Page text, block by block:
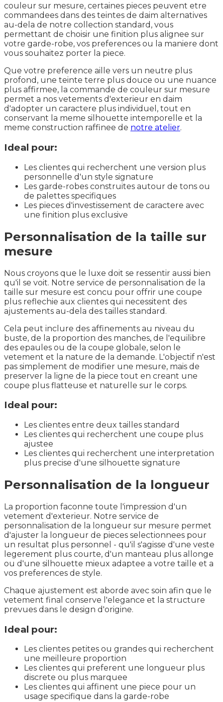
couleur sur mesure, certaines pieces peuvent etre
commandees dans des teintes de daim alternatives
au-dela de notre collection standard, vous
permettant de choisir une finition plus alignee sur
votre garde-robe, vos preferences ou la maniere dont
vous souhaitez porter la piece.
Que votre preference aille vers un neutre plus
profond, une teinte terre plus douce ou une nuance
plus affirmee, la commande de couleur sur mesure
permet a nos vetements d'exterieur en daim
d'adopter un caractere plus individuel, tout en
conservant la meme silhouette intemporelle et la
meme construction raffinee de notre atelier.
Ideal pour:
Les clientes qui recherchent une version plus
personnelle d'un style signature
Les garde-robes construites autour de tons ou
de palettes specifiques
Les pieces d'investissement de caractere avec
une finition plus exclusive
Personnalisation de la taille sur
mesure
Nous croyons que le luxe doit se ressentir aussi bien
qu'il se voit. Notre service de personnalisation de la
taille sur mesure est concu pour offrir une coupe
plus reflechie aux clientes qui necessitent des
ajustements au-dela des tailles standard.
Cela peut inclure des affinements au niveau du
buste, de la proportion des manches, de l'equilibre
des epaules ou de la coupe globale, selon le
vetement et la nature de la demande. L'objectif n'est
pas simplement de modifier une mesure, mais de
preserver la ligne de la piece tout en creant une
coupe plus flatteuse et naturelle sur le corps.
Ideal pour:
Les clientes entre deux tailles standard
Les clientes qui recherchent une coupe plus
ajustee
Les clientes qui recherchent une interpretation
plus precise d'une silhouette signature
Personnalisation de la longueur
La proportion faconne toute l'impression d'un
vetement d'exterieur. Notre service de
personnalisation de la longueur sur mesure permet
d'ajuster la longueur de pieces selectionnees pour
un resultat plus personnel - qu'il s'agisse d'une veste
legerement plus courte, d'un manteau plus allonge
ou d'une silhouette mieux adaptee a votre taille et a
vos preferences de style.
Chaque ajustement est aborde avec soin afin que le
vetement final conserve l'elegance et la structure
prevues dans le design d'origine.
Ideal pour:
Les clientes petites ou grandes qui recherchent
une meilleure proportion
Les clientes qui preferent une longueur plus
discrete ou plus marquee
Les clientes qui affinent une piece pour un
usage specifique dans la garde-robe